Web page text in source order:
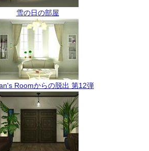
雪の日の部屋
Roomからの脱出 第12弾